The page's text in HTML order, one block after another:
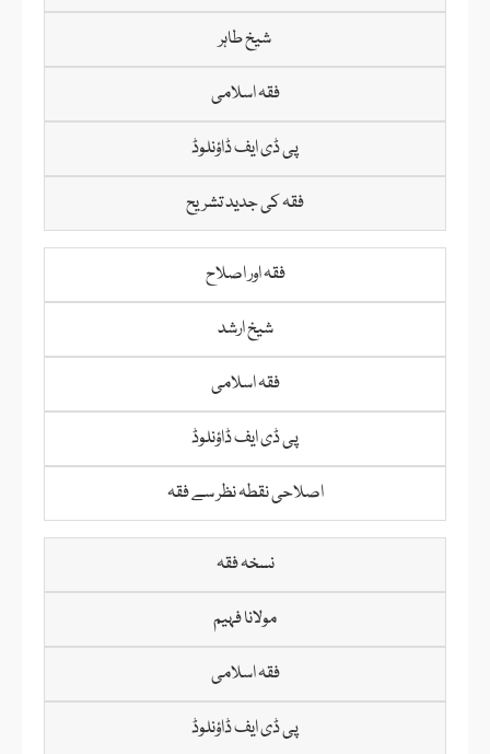
شیخ طاہر
فقہ اسلامی
پی ڈی ایف ڈاؤنلوڈ
فقہ کی جدید تشریح
فقہ اور اصلاح
شیخ ارشد
فقہ اسلامی
پی ڈی ایف ڈاؤنلوڈ
اصلاحی نقطہ نظر سے فقہ
نسخہ فقہ
مولانا فہیم
فقہ اسلامی
پی ڈی ایف ڈاؤنلوڈ